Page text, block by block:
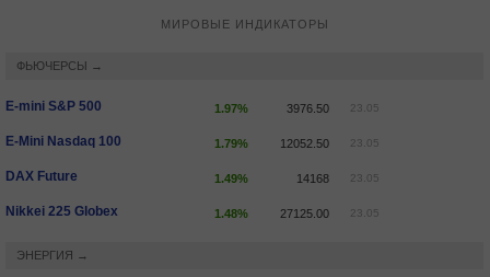
МИРОВЫЕ ИНДИКАТОРЫ
ФЬЮЧЕРСЫ →
E-mini S&P 500 1.97% 3976.50 23.05
E-Mini Nasdaq 100 1.79% 12052.50 23.05
DAX Future 1.49% 14168 23.05
Nikkei 225 Globex 1.48% 27125.00 23.05
ЭНЕРГИЯ →